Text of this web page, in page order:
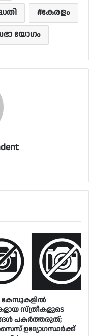
കേരളം
യോഗം
കേസുകളിൽ
സ്ത്രീകളുടെ
പകർത്തരുത്;
ഉദ്യോഗസ്ഥർക്ക്